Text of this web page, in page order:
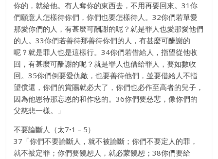
你的，就給他。有人奪你的東西去，不用再要回來。31你
們願意人怎樣待你們，你們也要怎樣待人。32你們若單愛
那愛你們的人，有甚麼可酬謝的呢？就是罪人也愛那愛他們
的人。33你們若善待那善待你們的人，有甚麼可酬謝的
呢？就是罪人也是這樣行。34你們若借給人，指望從他收
回，有甚麼可酬謝的呢？就是罪人也借給罪人，要如數收
回。35你們倒要愛仇敵，也要善待他們，並要借給人不指
望償還，你們的賞賜就必大了，你們也必作至高者的兒子，
因為他恩待那忘恩的和作惡的。36你們要慈悲，像你們的
父慈悲一樣。」
不要論斷人（太7•1－5）
37「你們不要論斷人，就不被論斷；你們不要定人的罪，
就不被定罪；你們要饒恕人，就必蒙饒恕；38你們要給